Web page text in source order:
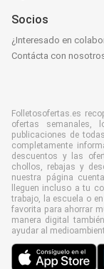
Socios
¿Interesado en
Contácta con
Folletosofertas.es
ofertas semanales,
publicaciones de
completamente
descuentos y las
chollos, rebajas y
nuestra página
lleguen incluso a tu
trabajo, la escuela o
favorita para ahorrar
manera digital
ayudar al